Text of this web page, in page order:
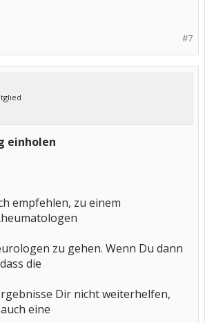
#7
einholen
empfehlen, zu einem
zu gehen. Wenn Du dann
die
Dir nicht weiterhelfen,
eine